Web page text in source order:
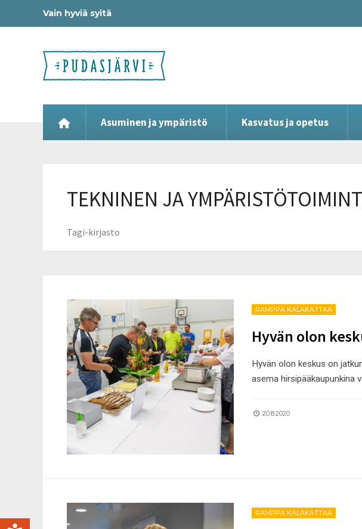
Vain hyviä syitä
Asuminen ja ympäristö Kasvatus ja opetus
TEKNINEN JA
Tagi-kirjasto
RAMPPA KALAKATTAA
Hyvän olon
Hyvän olon keskus on
asema hirsipääkaupunkina
20.8.2020
RAMPPA KALAKATTAA